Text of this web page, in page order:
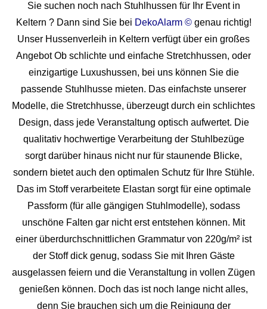
Sie suchen noch nach Stuhlhussen für Ihr Event in
Keltern ? Dann sind Sie bei DekoAlarm ©genau richtig!
Unser Hussenverleih in Keltern verfügt über ein großes
Angebot Ob schlichte und einfache Stretchhussen, oder
einzigartige Luxushussen, bei uns können Sie die
passende Stuhlhusse mieten. Das einfachste unserer
Modelle, die Stretchhusse, überzeugt durch ein schlichtes
Design, dass jede Veranstaltung optisch aufwertet. Die
qualitativ hochwertige Verarbeitung der Stuhlbezüge
sorgt darüber hinaus nicht nur für staunende Blicke,
sondern bietet auch den optimalen Schutz für Ihre Stühle.
Das im Stoff verarbeitete Elastan sorgt für eine optimale
Passform (für alle gängigen Stuhlmodelle), sodass
unschöne Falten gar nicht erst entstehen können. Mit
einer überdurchschnittlichen Grammatur von 220g/m² ist
der Stoff dick genug, sodass Sie mit Ihren Gäste
ausgelassen feiern und die Veranstaltung in vollen Zügen
genießen können. Doch das ist noch lange nicht alles,
denn Sie brauchen sich um die Reinigung der